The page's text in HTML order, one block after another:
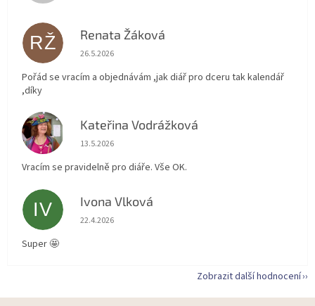
RŽ Renata Žáková
Hodnocení obchodu je 5 z 5 hvězdiček.
26.5.2026
Pořád se vracím a objednávám ,jak diář pro dceru tak kalendář
,díky
KV Kateřina Vodrážková
Hodnocení obchodu je 5 z 5 hvězdiček.
13.5.2026
Vracím se pravidelně pro diáře. Vše OK.
IV Ivona Vlková
Hodnocení obchodu je 5 z 5 hvězdiček.
22.4.2026
Super 🤩
Zobrazit další hodnocení